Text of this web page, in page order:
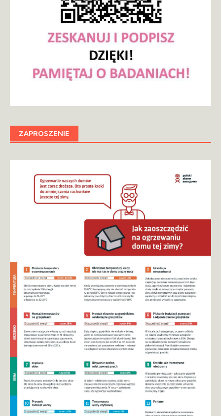
ZAPROSZENIE